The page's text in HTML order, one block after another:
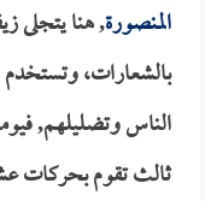
المنصورة, هنا يتجلى
بالشعارات، وتستخدم
الناس وتضليلهم,
ثالث تقوم بحركات